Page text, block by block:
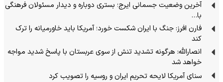
آخرین وضعیت جسمانی ایرج؛ بستری دوباره و دیدار مسئولان فرهنگی
با…
فارن افرز: جنگ با ایران شکست خورد؛ آمریکا باید خاورمیانه را ترک
کند
انصارالله: هرگونه تشدید تنش از سوی عربستان با پاسخ شدید مواجه
خواهد شد
سنای آمریکا لایحه تحریم ایران و روسیه را تصویب کرد